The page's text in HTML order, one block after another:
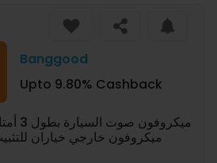
Banggood
Upto 9.80% Cashback
ميكروفون خارجي خياران